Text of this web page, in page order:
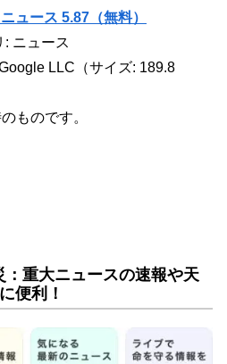
ュース 5.87（無料）
: ニュース
LLC（サイズ: 189.8
ものです。
重大ニュースの速報や天
便利！